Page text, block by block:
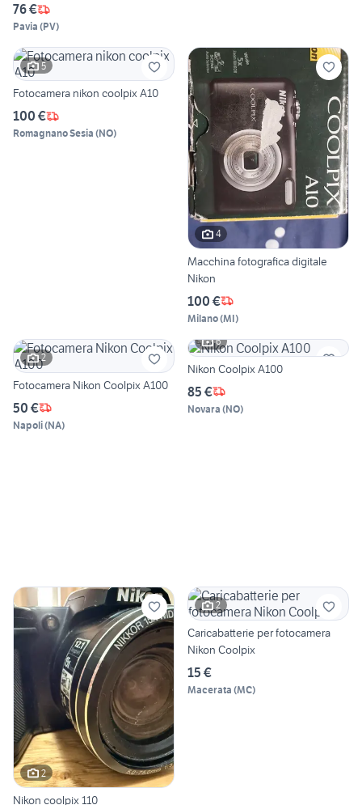
76 €
Pavia (PV)
5
Fotocamera nikon coolpix A10
100 €
Romagnano Sesia (NO)
4
Macchina fotografica digitale
Nikon
100 €
Milano(MI)
2
Fotocamera Nikon Coolpix A100
50 €
Napoli(NA)
6
Nikon Coolpix A100
85 €
Novara (NO)
2
Nikon coolpix 110
2
Caricabatterie per fotocamera
Nikon Coolpix
15 €
Macerata (MC)